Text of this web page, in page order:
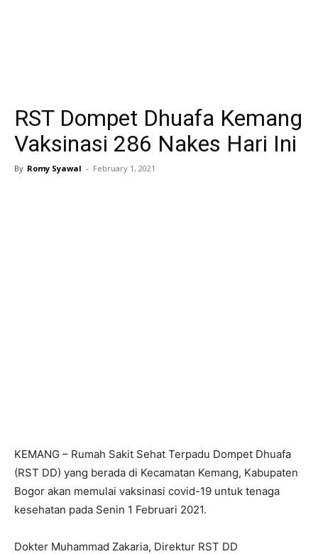
RST Dompet Dhuafa Kemang
Vaksinasi 286 Nakes Hari Ini
By Romy Syawal - February 1, 2021
KEMANG – Rumah Sakit Sehat Terpadu Dompet Dhuafa
(RST DD) yang berada di Kecamatan Kemang, Kabupaten
Bogor akan memulai vaksinasi covid-19 untuk tenaga
kesehatan pada Senin 1 Februari 2021.
Dokter Muhammad Zakaria, Direktur RST DD